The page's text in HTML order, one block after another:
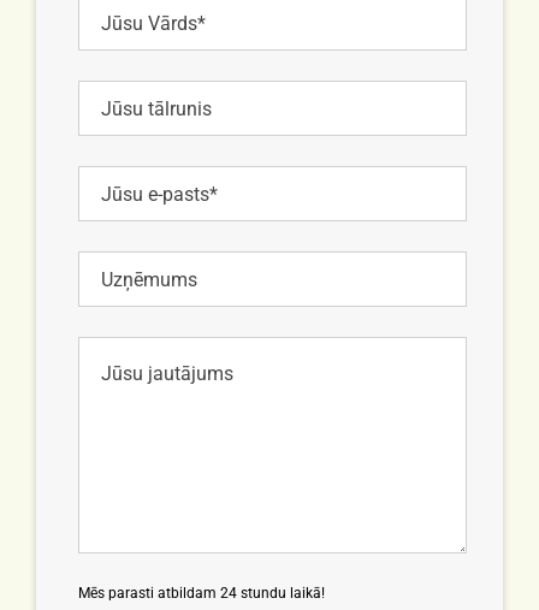
Mēs parasti atbildam 24 stundu laikā!